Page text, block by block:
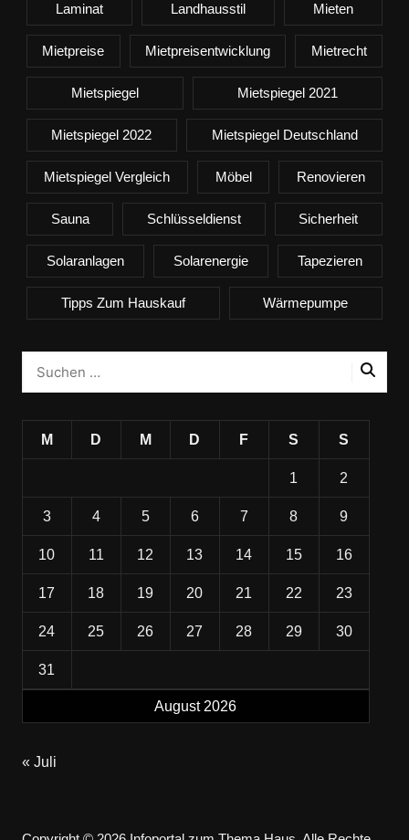
Laminat Landhausstil Mieten
Mietpreise Mietpreisentwicklung Mietrecht
Mietspiegel Mietspiegel 2021
Mietspiegel 2022 Mietspiegel Deutschland
Mietspiegel Vergleich Möbel Renovieren
Sauna Schlüsseldienst Sicherheit
Solaranlagen Solarenergie Tapezieren
Tipps Zum Hauskauf Wärmepumpe
August 2026
M D M D F S S
1 2
3 4 5 6 7 8 9
10 11 12 13 14 15 16
17 18 19 20 21 22 23
24 25 26 27 28 29 30
31
« Juli